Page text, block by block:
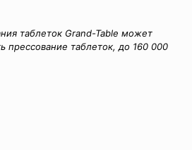
таблеток Grand-Table может
прессование таблеток, до 160 000